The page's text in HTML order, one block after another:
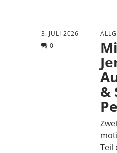
3. JULI 2026
0
&
Teil